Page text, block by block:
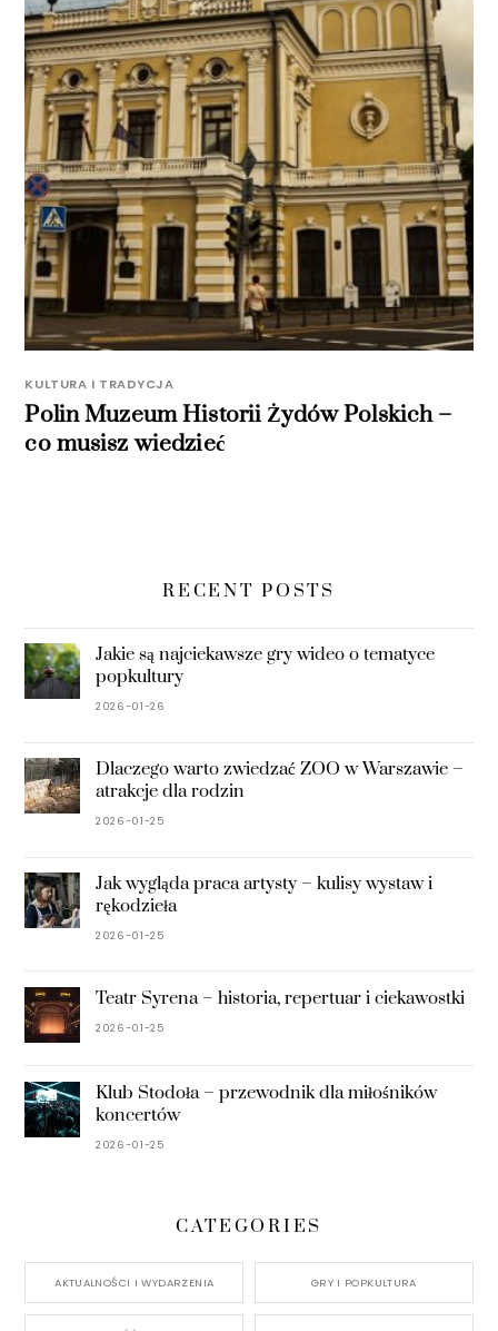
KULTURA I TRADYCJA
Polin Muzeum Historii Żydów Polskich –
co musisz wiedzieć
RECENT POSTS
Jakie są najciekawsze gry wideo o tematyce
popkultury
2026-01-26
Dlaczego warto zwiedzać ZOO w Warszawie –
atrakcje dla rodzin
2026-01-25
Jak wygląda praca artysty – kulisy wystaw i
rękodzieła
2026-01-25
Teatr Syrena – historia, repertuar i ciekawostki
2026-01-25
Klub Stodoła – przewodnik dla miłośników
koncertów
2026-01-25
CATEGORIES
AKTUALNOŚCI I WYDARZENIA GRY I POPKULTURA